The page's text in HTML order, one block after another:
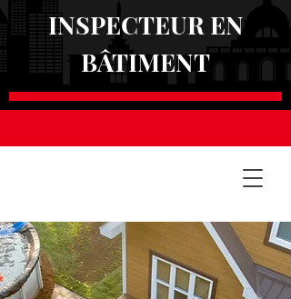
INSPECTEUR EN
BÂTIMENT